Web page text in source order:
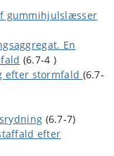
gummihjulslæsser
En
(6.7-4 )
efter stormfald (6.7-
(6.7-7)
efter